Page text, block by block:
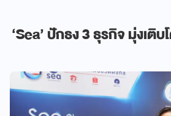
‘Sea’ ปักธง 3 ธุรกิจ มุ่งเติ